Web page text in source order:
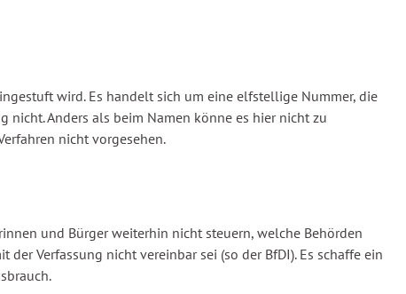
wird. Es handelt sich um eine elfstellige Nummer, die
Anders als beim Namen könne es hier nicht zu
nicht vorgesehen.
und Bürger weiterhin nicht steuern, welche Behörden
Verfassung nicht vereinbar sei (so der BfDI). Es schaffe ein